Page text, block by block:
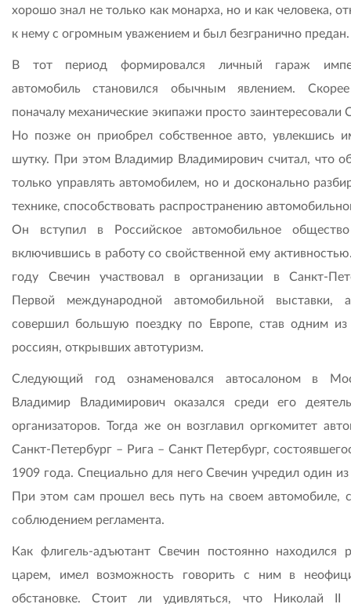
хорошо знал не только как монарха, но и как человека,
к нему с огромным уважением и был безгранично предан.
В тот период формировался личный гараж
автомобиль становился обычным явлением.
поначалу механические экипажи просто заинтересовали
Но позже он приобрел собственное авто, увлекшись
шутку. При этом Владимир Владимирович считал, что
только управлять автомобилем, но и досконально
технике, способствовать распространению
Он вступил в Российское автомобильное
включившись в работу со свойственной ему
году Свечин участвовал в организации в Санкт-
Первой международной автомобильной выставки,
совершил большую поездку по Европе, став одним из
россиян, открывших автотуризм.
Следующий год ознаменовался автосалоном в
Владимир Владимирович оказался среди его
организаторов. Тогда же он возглавил оргкомитет
Санкт-Петербург – Рига – Санкт Петербург,
1909 года. Специально для него Свечин учредил один из
При этом сам прошел весь путь на своем автомобиле,
соблюдением регламента.
Как флигель-адъютант Свечин постоянно находился
царем, имел возможность говорить с ним в
обстановке. Стоит ли удивляться, что Николай II